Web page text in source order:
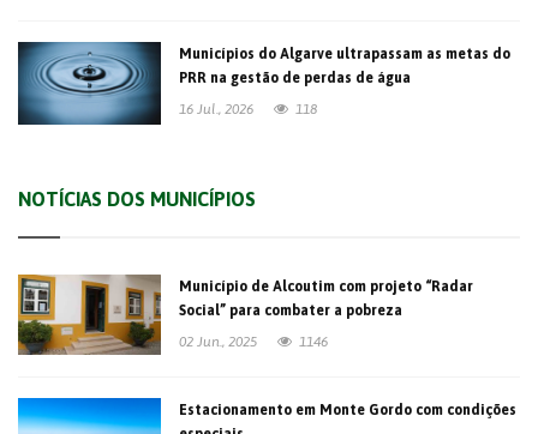
Municípios do Algarve ultrapassam as metas do
PRR na gestão de perdas de água
16 Jul., 2026
118
NOTÍCIAS DOS MUNICÍPIOS
Município de Alcoutim com projeto “Radar
Social” para combater a pobreza
02 Jun., 2025
1146
Estacionamento em Monte Gordo com condições